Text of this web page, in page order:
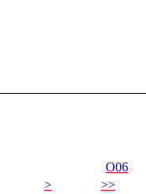
O06
> >>